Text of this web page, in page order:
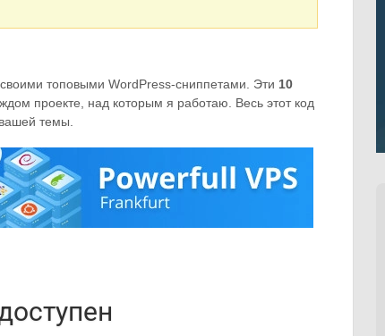
топовыми WordPress-сниппетами. Эти 10
проекте, над которым я работаю. Весь этот код
темы.